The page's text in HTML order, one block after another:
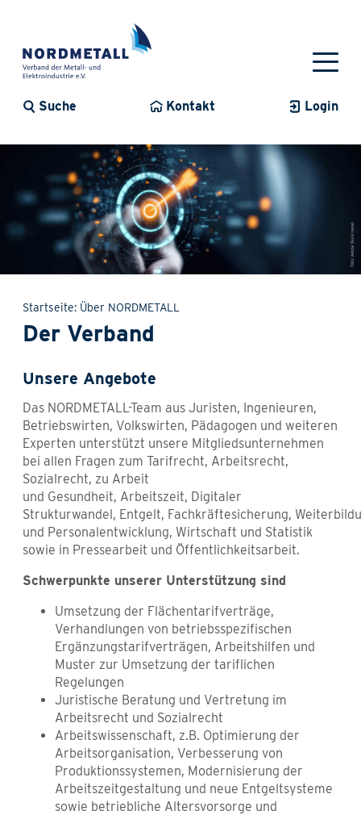
Suche Kontakt Login
Startseite Über NORDMETALL
Der Verband
Unsere Angebote
Das NORDMETALL-Team aus Juristen, Ingenieuren,
Betriebswirten, Volkswirten, Pädagogen und weiteren
Experten unterstützt unsere Mitgliedsunternehmen
bei allen Fragen zum Tarifrecht, Arbeitsrecht,
Sozialrecht, zu Arbeit
und Gesundheit, Arbeitszeit, Digitaler
Strukturwandel, Entgelt, Fachkräftesicherung,
und Personalentwicklung, Wirtschaft und Statistik
sowie in Pressearbeit und Öffentlichkeitsarbeit.
Schwerpunkte unserer Unterstützung sind
Umsetzung der Flächentarifverträge,
Verhandlungen von betriebsspezifischen
Ergänzungstarifverträgen, Arbeitshilfen und
Muster zur Umsetzung der tariflichen
Regelungen
Juristische Beratung und Vertretung im
Arbeitsrecht und Sozialrecht
Arbeitswissenschaft, z.B. Optimierung der
Arbeitsorganisation, Verbesserung von
Produktionssystemen, Modernisierung der
Arbeitszeitgestaltung und neue Entgeltsysteme
sowie betriebliche Altersvorsorge und